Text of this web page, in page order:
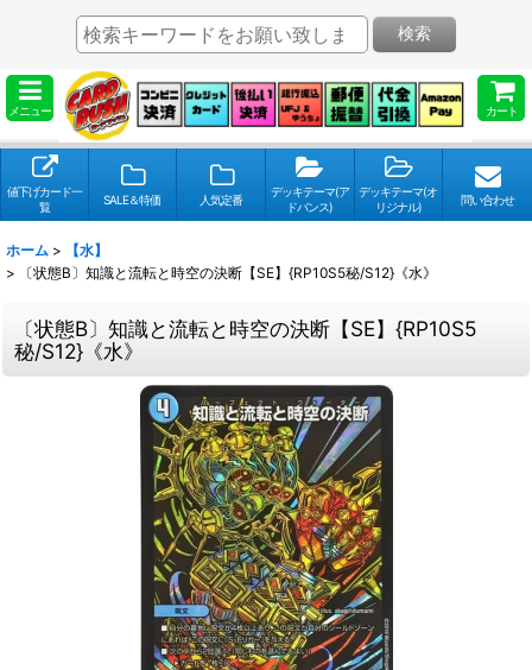
メニュー カート
検索
値下げカード一
覧
SALE＆特価 人気定番
デッキテーマ(ア
ドバンス)
デッキテーマ(オ
リジナル)
問い合わせ
ホーム >
【水】
>
〔状態B〕知識と流転と時空の決断【SE】{RP10S5秘/S12}《水》
〔状態B〕知識と流転と時空の決断【SE】{RP10S5
秘/S12}《水》